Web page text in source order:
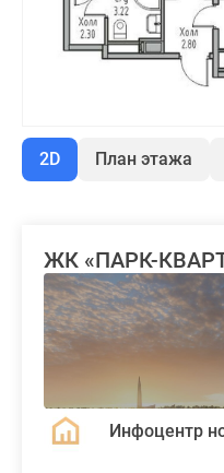
2D План этажа
ЖК «ПАРК-
Инфоцентр